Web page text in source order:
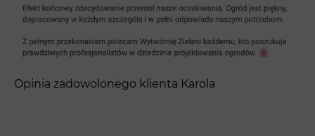
Opinia zadowolonego klienta Karola